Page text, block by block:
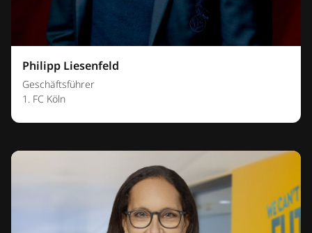
Philipp Liesenfeld
Geschäftsführer
1. FC Köln